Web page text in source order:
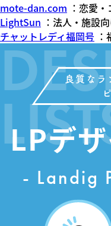
mote-dan.com ：恋愛
LightSun ：法人・施設
チャットレディ福岡号
良質なラ
LPデ
- Landig